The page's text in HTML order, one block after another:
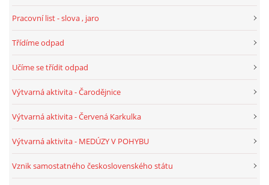
SVATÁ KATEŘINA 25.LISTOPADU
MIKULÁŠ, ČERTI
VELIKONOCE
Pracovní list - slova , jaro
Třídíme odpad
Učíme se třídit odpad
Výtvarná aktivita - Čarodějnice
Výtvarná aktivita - Červená Karkulka
Výtvarná aktivita - MEDÚZY V POHYBU
Vznik samostatného československého státu